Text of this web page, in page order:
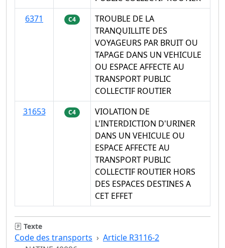
6371
C4
TROUBLE DE LA
TRANQUILLITE DES
VOYAGEURS PAR BRUIT OU
TAPAGE DANS UN VEHICULE
OU ESPACE AFFECTE AU
TRANSPORT PUBLIC
COLLECTIF ROUTIER
31653
C4
VIOLATION DE
L'INTERDICTION D'URINER
DANS UN VEHICULE OU
ESPACE AFFECTE AU
TRANSPORT PUBLIC
COLLECTIF ROUTIER HORS
DES ESPACES DESTINES A
CET EFFET
Texte
Code des transports
Article R3116-2